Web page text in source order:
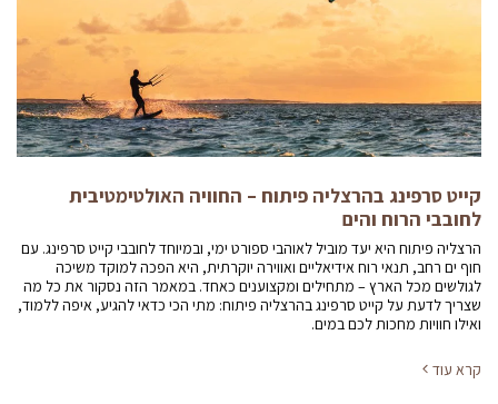
קייט סרפינג בהרצליה פיתוח – החוויה האולטימטיבית
לחובבי הרוח והים
הרצליה פיתוח היא יעד מוביל לאוהבי ספורט ימי, ובמיוחד לחובבי קייט סרפינג. עם
חוף ים רחב, תנאי רוח אידיאליים ואווירה יוקרתית, היא הפכה למוקד משיכה
לגולשים מכל הארץ – מתחילים ומקצוענים כאחד. במאמר הזה נסקור את כל מה
שצריך לדעת על קייט סרפינג בהרצליה פיתוח: מתי הכי כדאי להגיע, איפה ללמוד,
ואילו חוויות מחכות לכם במים.
קרא עוד